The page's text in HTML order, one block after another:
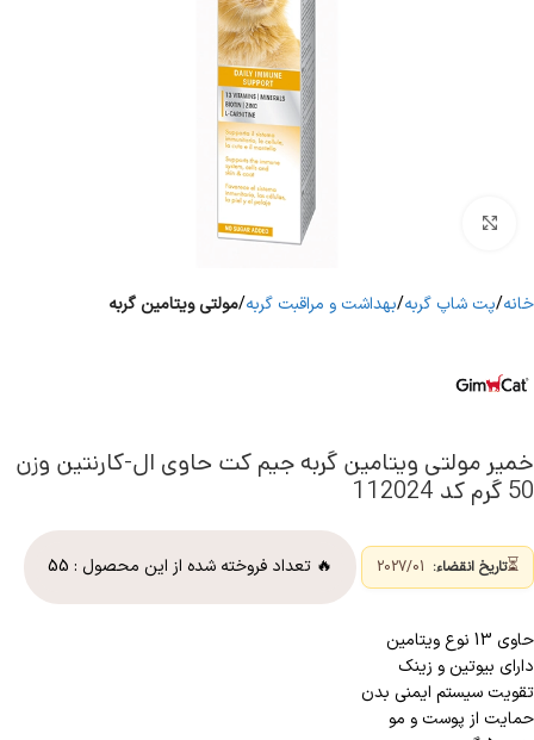
برای بزرگنمایی کلیک کنید
خانه پت شاپ گربه بهداشت و مراقبت گربه مولتی ویتامین گربه
خمیر مولتی ویتامین گربه جیم کت حاوی ال-کارنتین وزن
50 گرم کد 112024
⏳تاریخ انقضاء: 🔥 تعداد فروخته شده از این محصول : 55
حاوی 13 نوع ویتامین
دارای بیوتین و زینک
تقویت سیستم ایمنی بدن
حمایت از پوست و مو